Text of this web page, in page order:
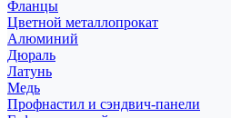
Фланцы
Цветной металлопрокат
Алюминий
Дюраль
Латунь
Медь
Профнастил и сэндвич-панели